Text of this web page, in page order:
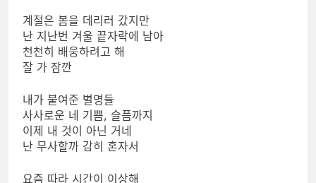
계절은 봄을 데리러 갔지만
난 지난번 겨울 끝자락에 남아
천천히 배웅하려고 해
잘 가 잠깐
내가 붙여준 별명들
사사로운 네 기쁨, 슬픔까지
이제 내 것이 아닌 거네
난 무사할까 감히 혼자서
요즘 따라 시간이 이상해